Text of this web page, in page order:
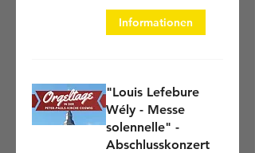
Informationen
"Louis Lefebure
Wély - Messe
solennelle" -
Abschlusskonzert